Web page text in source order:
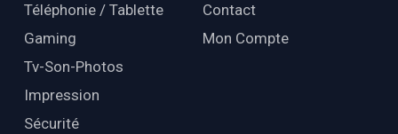
Téléphonie / Tablette
Gaming
Tv-Son-Photos
Impression
Sécurité
Contact
Mon Compte